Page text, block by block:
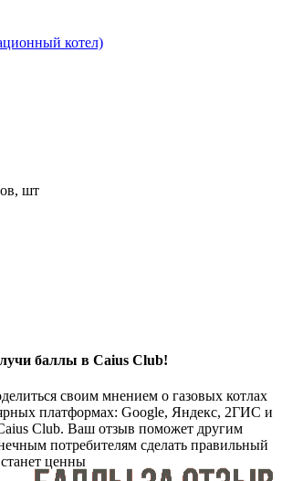
котел)
шт
баллы в Caius Club!
своим мнением о газовых котлах
платформах: Google, Яндекс, 2ГИС и
Club. Ваш отзыв поможет другим
потребителям сделать правильный
ценны